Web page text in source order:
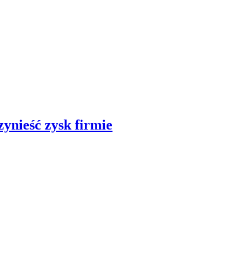
zysk firmie